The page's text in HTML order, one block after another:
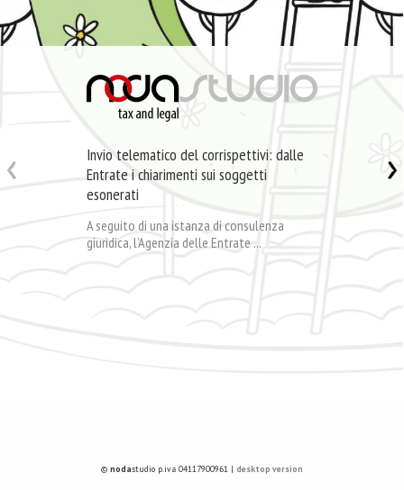
Invio telematico del corrispettivi: dalle
Entrate i chiarimenti sui soggetti
esonerati
A seguito di una istanza di consulenza
giuridica, l’Agenzia delle Entrate ...
© nodastudio p.iva 04117900961 | desktop version